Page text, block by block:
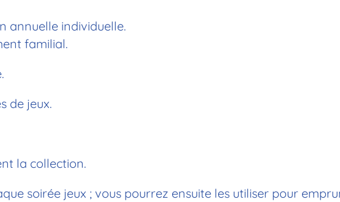
annuelle individuelle.
familial.
de jeux.
la collection.
soirée jeux ; vous pourrez ensuite les utiliser pour